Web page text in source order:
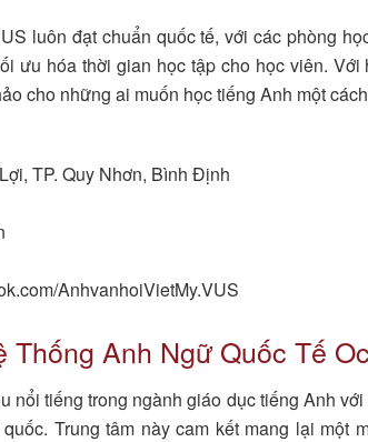
luôn đạt chuẩn quốc tế, với các phòng
ưu hóa thời gian học tập cho học viên.
cho những ai muốn học tiếng Anh một
TP. Quy Nhơn, Bình Định
AnhvanhoiVietMy.VUS
Thống Anh Ngữ Quốc Tế
nổi tiếng trong ngành giáo dục tiếng Anh
Trung tâm này cam kết mang lại một